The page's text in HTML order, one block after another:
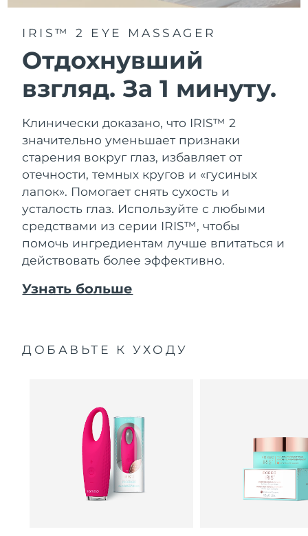
IRIS™ 2 EYE MASSAGER
Отдохнувший
взгляд. За 1 минуту.
Клинически доказано, что IRIS™ 2
значительно уменьшает признаки
старения вокруг глаз, избавляет от
отечности, темных кругов и «гусиных
лапок». Помогает снять сухость и
усталость глаз. Используйте с любыми
средствами из серии IRIS™, чтобы
помочь ингредиентам лучше впитаться и
действовать более эффективно.
Узнать больше
ДОБАВЬТЕ К УХОДУ
Таиланд
Турция
Ожидаемая дата доставки
Ожидаемая дата доставки
Великобритания
Ожидаемая дата доставки
Соединенные
Штаты
Ожидаемая дата доставки
Узбекистан
Ожидаемая дата доставки
8/15/26
Вьетнам